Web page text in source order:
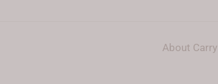
About Carry